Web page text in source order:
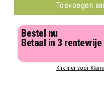
Toevoegen
Bestel nu
Betaal in 3
Klik hier voor